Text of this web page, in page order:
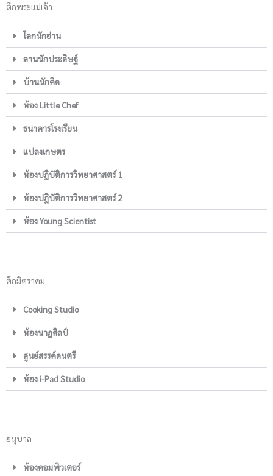
ตึกพระแม่เจ้า
โลกนักอ่าน
ลานนักประดิษฐ์
บ้านนักคิด
ห้อง Little Chef
ธนาคารโรงเรียน
แปลงเกษตร
ห้องปฎิบัติการวิทยาศาสตร์ 1
ห้องปฎิบัติการวิทยาศาสตร์ 2
ห้อง Young Scientist
ตึกมิตราคม
Cooking Studio
ห้องนาฎศิลป์
ศูนย์สรรค์ดนตรี
ห้อง i-Pad Studio
อนุบาล
ห้องคอมพิวเตอร์